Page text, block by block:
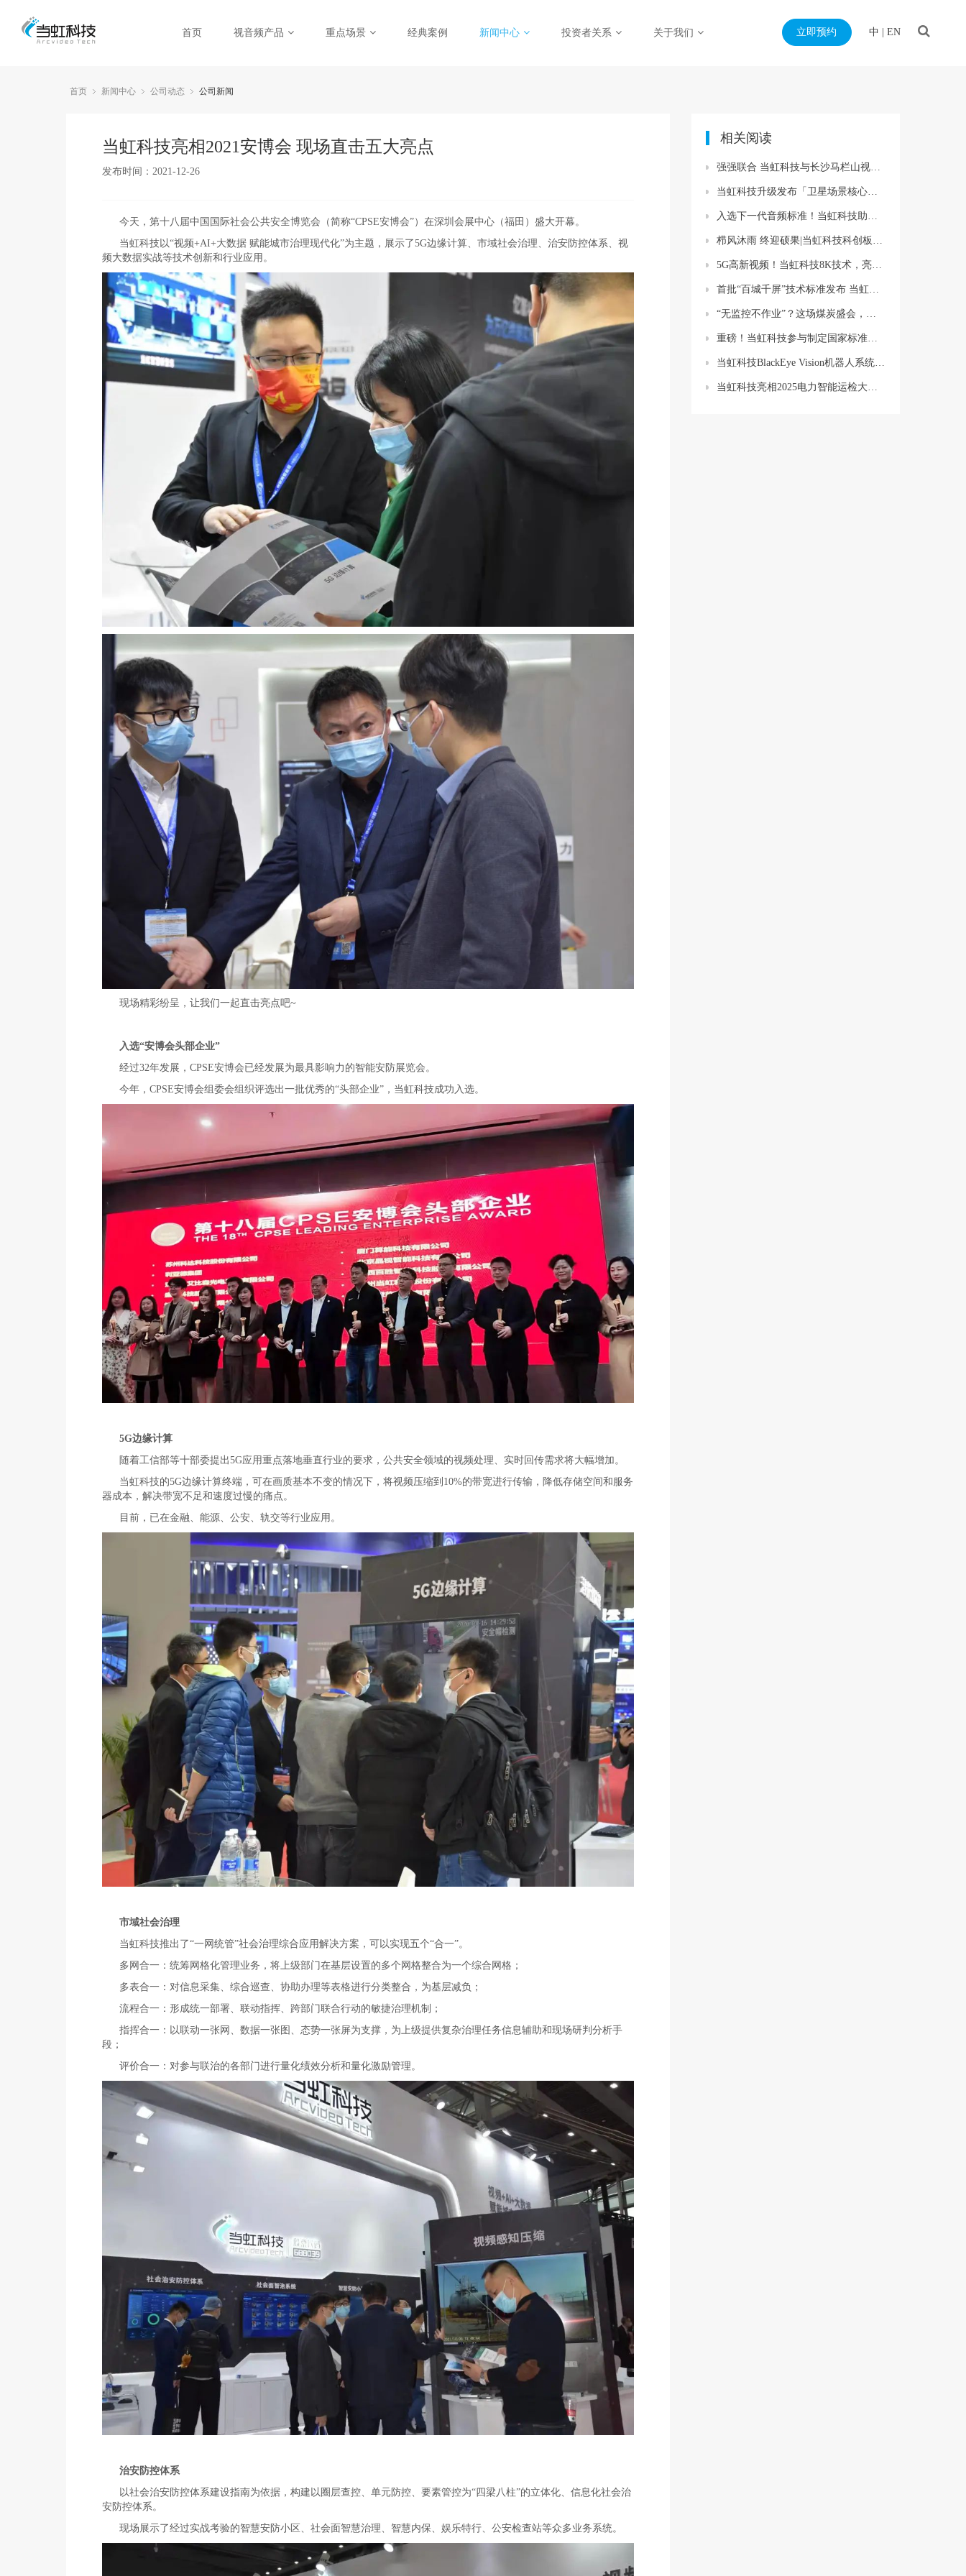
首页 视音频产品 重点场景 经典案例 新闻中心 投资者关系 关于我们 立即预约 中 EN
首页 新闻中心 公司动态 公司新闻
当虹科技亮相2021安博会 现场直击五大亮点
发布时间：2021-12-26
今天，第十八届中国国际社会公共安全博览会（简称“CPSE安博会”）在深圳会展中心（福田）盛大开幕。
当虹科技以“视频+AI+大数据 赋能城市治理现代化”为主题，展示了5G边缘计算、市域社会治理、治安防控体系、视
频大数据实战等技术创新和行业应用。
现场精彩纷呈，让我们一起直击亮点吧~
入选“安博会头部企业”
经过32年发展，CPSE安博会已经发展为最具影响力的智能安防展览会。
今年，CPSE安博会组委会组织评选出一批优秀的“头部企业”，当虹科技成功入选。
5G边缘计算
随着工信部等十部委提出5G应用重点落地垂直行业的要求，公共安全领域的视频处理、实时回传需求将大幅增加。
当虹科技的5G边缘计算终端，可在画质基本不变的情况下，将视频压缩到10%的带宽进行传输，降低存储空间和服务
器成本，解决带宽不足和速度过慢的痛点。
目前，已在金融、能源、公安、轨交等行业应用。
市域社会治理
当虹科技推出了“一网统管”社会治理综合应用解决方案，可以实现五个“合一”。
多网合一：统筹网格化管理业务，将上级部门在基层设置的多个网格整合为一个综合网格；
多表合一：对信息采集、综合巡查、协助办理等表格进行分类整合，为基层减负；
流程合一：形成统一部署、联动指挥、跨部门联合行动的敏捷治理机制；
指挥合一：以联动一张网、数据一张图、态势一张屏为支撑，为上级提供复杂治理任务信息辅助和现场研判分析手
段；
评价合一：对参与联治的各部门进行量化绩效分析和量化激励管理。
治安防控体系
以社会治安防控体系建设指南为依据，构建以圈层查控、单元防控、要素管控为“四梁八柱”的立体化、信息化社会治
安防控体系。
现场展示了经过实战考验的智慧安防小区、社会面智慧治理、智慧内保、娱乐特行、公安检查站等众多业务系统。
相关阅读
强强联合 当虹科技与长沙马栏山视频文创产业园战略合作
当虹科技升级发布「卫星场景核心应用AI产品」，并正式启动渠道合作伙伴招募
入选下一代音频标准！当虹科技助力AVS3再获国际认可
栉风沐雨 终迎硕果|当虹科技科创板上市 开启新的征程
5G高新视频！当虹科技8K技术，亮相青岛影博会
首批“百城千屏”技术标准发布 当虹科技参与制定
“无监控不作业”？这场煤炭盛会，当虹10倍感知压缩又出圈啦
重磅！当虹科技参与制定国家标准，填补国内空白
当虹科技BlackEye Vision机器人系统，获电力行业智能巡检创新奖，远程操控不再难！
当虹科技亮相2025电力智能运检大会！五大关键词，带你体验→